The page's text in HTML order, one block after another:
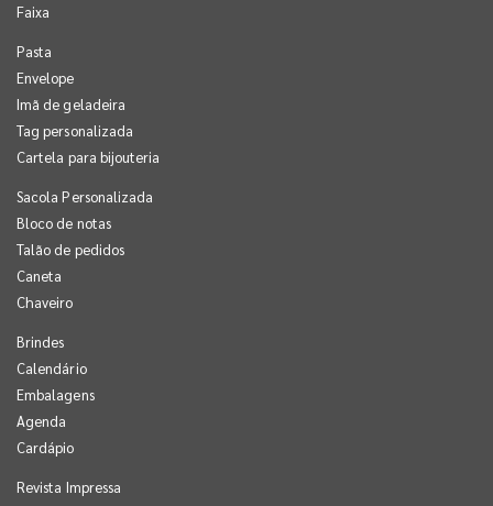
Faixa
Pasta
Envelope
Imã de geladeira
Tag personalizada
Cartela para bijouteria
Sacola Personalizada
Bloco de notas
Talão de pedidos
Caneta
Chaveiro
Brindes
Calendário
Embalagens
Agenda
Cardápio
Revista Impressa